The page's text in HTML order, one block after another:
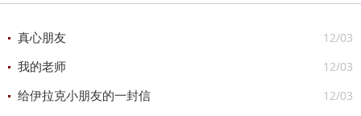
12/03
真心朋友
12/03
我的老师
12/03
给伊拉克小朋友的一封信